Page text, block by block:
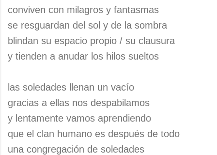
conviven con milagros y fantasmas
se resguardan del sol y de la sombra
blindan su espacio propio / su clausura
y tienden a anudar los hilos sueltos
las soledades llenan un vacío
gracias a ellas nos despabilamos
y lentamente vamos aprendiendo
que el clan humano es después de todo
una congregación de soledades